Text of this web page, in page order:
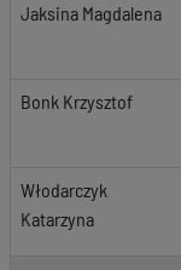
Jaksina Magdalena
Bonk Krzysztof
Włodarczyk
Katarzyna